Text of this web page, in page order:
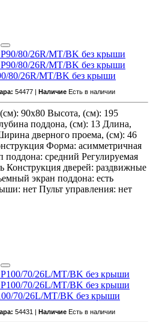
80/26R/MT/BK без крыши
54477 | Наличие Есть в наличии
90x80 Высота, (см): 195
поддона, (см): 13 Длина,
дверного проема, (см): 46
Форма: асимметричная
поддона: средний Регулируемая
Конструкция дверей: раздвижные
экран поддона: есть
нет Пульт управления: нет
70/26L/MT/BK без крыши
54431 | Наличие Есть в наличии